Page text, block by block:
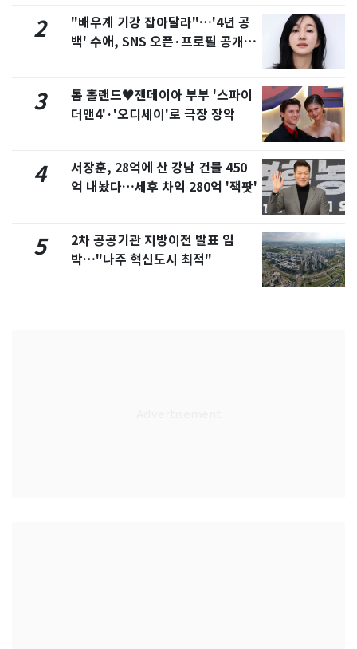
2
"배우계 기강 잡아달라"…'4년 공
백' 수애, SNS 오픈·프로필 공개
3
톰 홀랜드♥젠데이아 부부 '스파이
더맨4'·'오디세이'로 극장 장악
4
서장훈, 28억에 산 강남 건물 450
억 내놨다…세후 차익 280억 '잭팟'
5
2차 공공기관 지방이전 발표 임
박…"나주 혁신도시 최적"